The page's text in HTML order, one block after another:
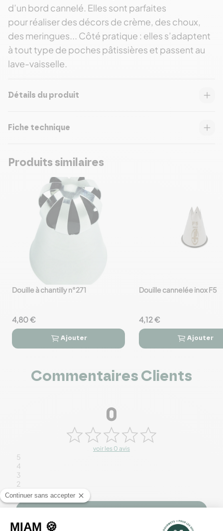
d’un bord cannelé. Elles sont parfaites
pour réaliser des décors de crème, des choux,
des meringues... Côté pratique : elles s’adaptent
à tout type de poches pâtissières et passent au
lave-vaisselle.
Détails du produit
Fiche technique
Produits similaires
favorite_border
Douille à chantilly n°271
4,80 €
 
Ajouter
favorite_border
Douille cannelée inox F5
4,12 €
 
Ajouter
Commentaires Clients
0
voir les 0 avis
5
4
3
2
1